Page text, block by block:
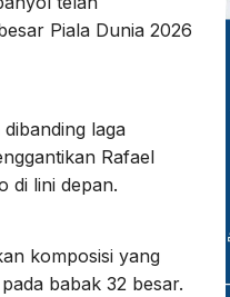
Piala Dunia 2026
laga
Rafael
di lini depan.
komposisi yang
babak 32 besar.